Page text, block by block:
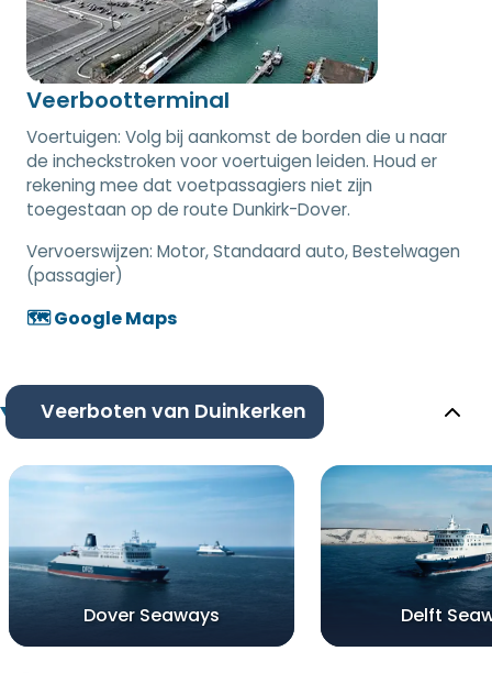
Veerbootterminal
Voertuigen: Volg bij aankomst de borden die u naar
de incheckstroken voor voertuigen leiden. Houd er
rekening mee dat voetpassagiers niet zijn
toegestaan op de route Dunkirk-Dover.
Vervoerswijzen: Motor, Standaard auto, Bestelwagen
(passagier)
🗺️ Google Maps
Veerboten van Duinkerken
Dover Seaways Delft